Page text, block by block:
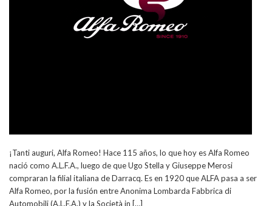
¡Tanti auguri, Alfa Romeo! Hace 115 años, lo que hoy es Alfa Romeo
nació como A.L.F.A., luego de que Ugo Stella y Giuseppe Merosi
compraran la filial italiana de Darracq. Es en 1920 que ALFA pasa a ser
Alfa Romeo, por la fusión entre Anonima Lombarda Fabbrica di
Automobili (A.L.F.A.) y la Società in […]